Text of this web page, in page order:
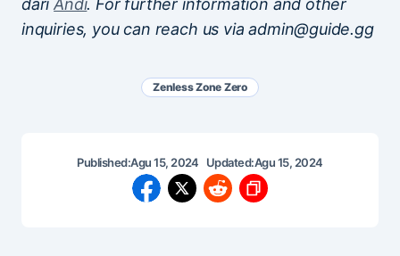
dariAndi. For further information and other
inquiries, you can reach us via admin@guide.gg
Zenless Zone Zero
Published:Agu 15, 2024 Updated:Agu 15, 2024